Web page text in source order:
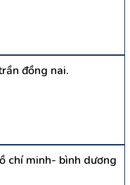
đồng nai.
chí minh- bình dương